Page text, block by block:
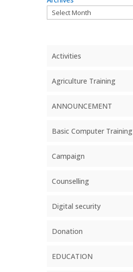
Activities
Agriculture Training
ANNOUNCEMENT
Basic Computer Training
Campaign
Counselling
Digital security
Donation
EDUCATION